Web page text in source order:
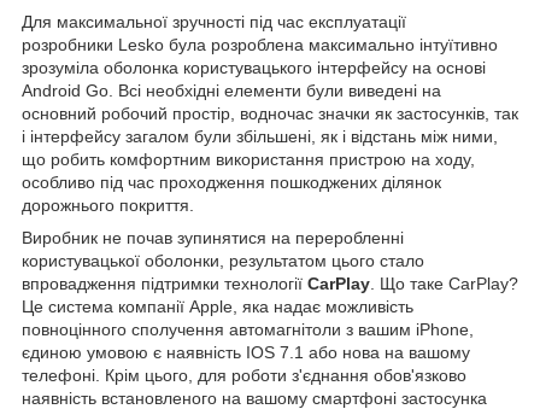
Для максимальної зручності під час експлуатації
розробники Lesko була розроблена максимально інтуїтивно
зрозуміла оболонка користувацького інтерфейсу на основі
Android Go. Всі необхідні елементи були виведені на
основний робочий простір, водночас значки як застосунків, так
і інтерфейсу загалом були збільшені, як і відстань між ними,
що робить комфортним використання пристрою на ходу,
особливо під час проходження пошкоджених ділянок
дорожнього покриття.
Виробник не почав зупинятися на переробленні
користувацької оболонки, результатом цього стало
впровадження підтримки технології CarPlay . Що таке CarPlay?
Це система компанії Apple, яка надає можливість
повноцінного сполучення автомагнітоли з вашим iPhone,
єдиною умовою є наявність IOS 7.1 або нова на вашому
телефоні. Крім цього, для роботи з'єднання обов'язково
наявність встановленого на вашому смартфоні застосунка